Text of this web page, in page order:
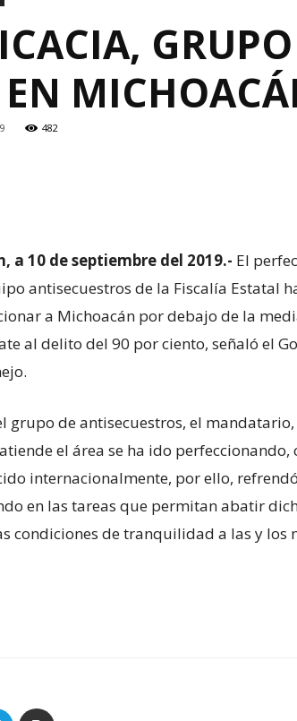
482
a 10 de septiembre del 2019.- El
antisecuestros de la Fiscalía Estatal
a Michoacán por debajo de la
al delito del 90 por ciento, señaló el
grupo de antisecuestros, el
el área se ha ido
internacionalmente, por ello,
en las tareas que permitan abatir
condiciones de tranquilidad a las y los